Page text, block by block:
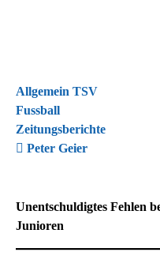
Allgemein TSV
Fussball
Zeitungsberichte
Peter Geier
Unentschuldigtes Fehlen
Junioren